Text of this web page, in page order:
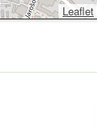
Leaflet